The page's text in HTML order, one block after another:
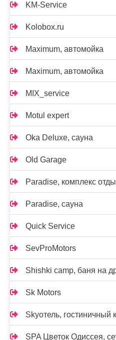
KM-Service
Kolobox.ru
Maximum, автомойка
Maximum, автомойка
MIX_service
Motul expert
Oka Deluxe, сауна
Old Garage
Paradise, комплекс
Paradise, сауна
Quick Service
SevProMotors
Shishki camp, баня на
Sk Motors
Skyотель, гостиничный
SPA Цветок Одиссея,